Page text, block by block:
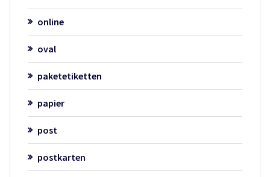
online
oval
paketetiketten
papier
post
postkarten